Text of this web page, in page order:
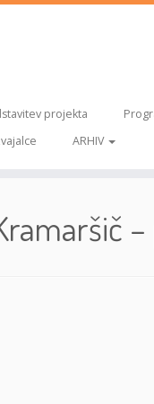
projekta
ARHIV